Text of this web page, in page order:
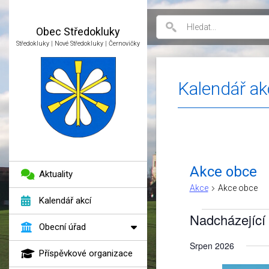
Obec Středokluky
Středokluky | Nové Středokluky | Černovičky
Kalendář
Akce obce
Akce Akce obce
Akce
Nadcházející
datum.
Srpen 2026
Aktuality
Kalendář akcí
Obecní úřad
Příspěvkové organizace